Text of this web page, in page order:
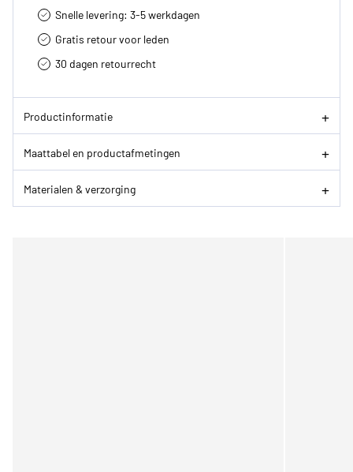
Snelle levering: 3-5 werkdagen
Gratis retour voor leden
30 dagen retourrecht­
Productinformatie
Maattabel en productafmetingen
Materialen & verzorging